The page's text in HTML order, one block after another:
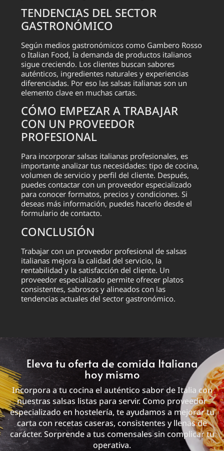
TENDENCIAS DEL SECTOR
GASTRONÓMICO
Según medios gastronómicos como Gambero Rosso
o Italian Food, la demanda de productos italianos
sigue creciendo. Los clientes buscan sabores
auténticos, ingredientes naturales y experiencias
diferenciadas. Por eso las salsas italianas son un
elemento clave en muchas cartas.
CÓMO EMPEZAR A TRABAJAR
CON UN PROVEEDOR
PROFESIONAL
Para incorporar salsas italianas profesionales, es
importante analizar tus necesidades: tipo de cocina,
volumen de servicio y perfil del cliente. Después,
puedes contactar con un proveedor especializado
para conocer formatos, precios y condiciones. Si
deseas más información, puedes hacerlo desde el
formulario de contacto.
CONCLUSIÓN
Trabajar con un proveedor profesional de salsas
italianas mejora la calidad del servicio, la
rentabilidad y la satisfacción del cliente. Un
proveedor especializado permite ofrecer platos
consistentes, sabrosos y alineados con las
tendencias actuales del sector gastronómico.
Eleva tu oferta de comida Italiana
hoy mismo
Incorpora a tu cocina el auténtico sabor de Italia con
nuestras salsas listas para servir. Como proveedor
especializado en hostelería, te ayudamos a mejorar tu
carta con recetas caseras, consistentes y llenas de
carácter. Sorprende a tus comensales sin complicar tu
operativa.